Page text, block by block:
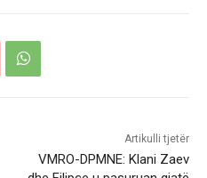
Artikulli tjetër
VMRO-DPMNE: Klani Zaev